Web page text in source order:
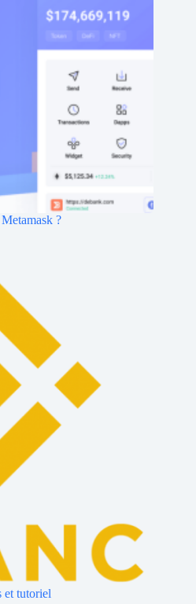
?
et tutoriel